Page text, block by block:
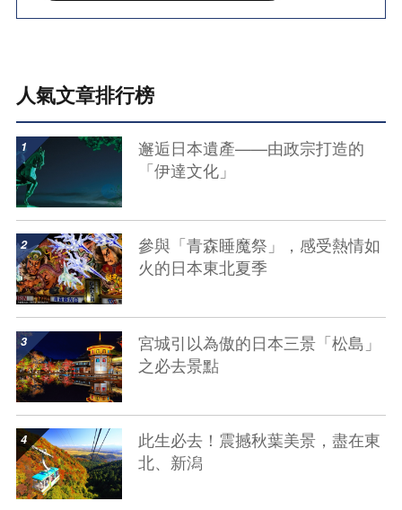
人氣文章排行榜
邂逅日本遺產——由政宗打造的
「伊達文化」
show details
參與「青森睡魔祭」，感受熱情如
火的日本東北夏季
show details
宮城引以為傲的日本三景「松島」
之必去景點
show details
此生必去！震撼秋葉美景，盡在東
北、新潟
show details